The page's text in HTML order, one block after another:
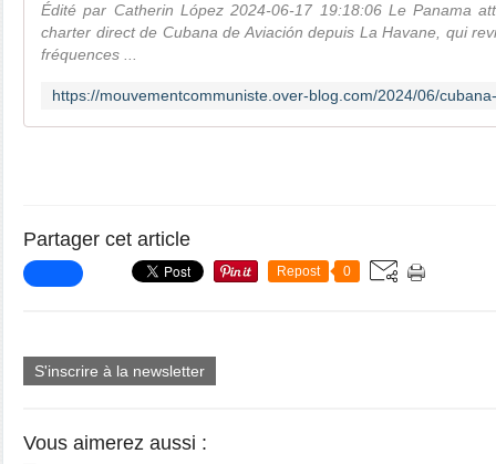
Édité par Catherin López 2024-06-17 19:18:06 Le Panama
charter direct de Cubana de Aviación depuis La Havane, qui
fréquences ...
Partager cet article
Repost 0
S'inscrire à la newsletter
Vous aimerez aussi :